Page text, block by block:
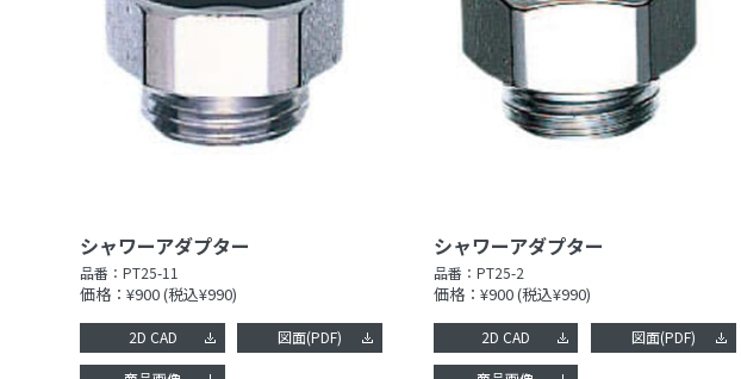
シャワーアダプター
品番：PT25-11
価格：¥900(税込¥990)
2D CAD 図面(PDF)
シャワーアダプター
品番： PT25-2
価格：¥900(税込¥990)
2D CAD 図面(PDF)